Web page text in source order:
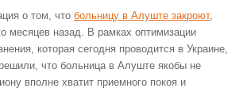
о том, что больницу в Алуште закроют,
месяцев назад. В рамках оптимизации
которая сегодня проводится в Украине,
что больница в Алуште якобы не
вполне хватит приемного покоя и